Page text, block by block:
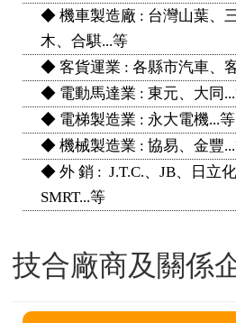
◆ 機車製造廠 : 台灣山葉、
木、合騏...等
◆ 客貨運業 : 各縣市汽車、
◆ 電動馬達業 : 東元、大同
◆ 電梯製造業 : 永大電機...等
◆ 機械製造業 : 協易、金豐
◆ 外 銷 : J.T.C.、JB、日立
SMRT...等
技合廠商及關係